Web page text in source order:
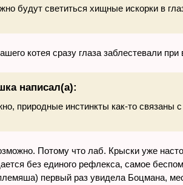
будут светиться хищные искорки в
котея сразу глаза заблестевали
написал(а):
природные инстинкты как-то связаны
Потому что лаб. Крыски уже
без единого рефлекса, самое
первый раз увидела Боцмана,